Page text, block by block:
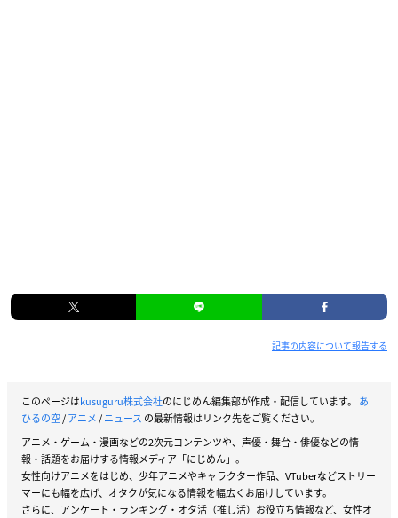
記事の内容について報告する
このページはkusuguru株式会社のにじめん編集部が作成・配信しています。 あ
ひるの空/アニメ/ニュース の最新情報はリンク先をご覧ください。
アニメ・ゲーム・漫画などの2次元コンテンツや、声優・舞台・俳優などの情
報・話題をお届けする情報メディア「にじめん」。
女性向けアニメをはじめ、少年アニメやキャラクター作品、VTuberなどストリー
マーにも幅を広げ、オタクが気になる情報を幅広くお届けしています。
さらに、アンケート・ランキング・オタ活（推し活）お役立ち情報など、女性オ